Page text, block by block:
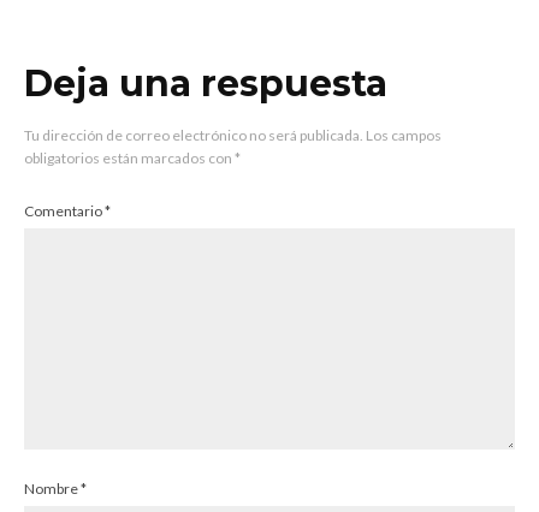
Deja una respuesta
Tu dirección de correo electrónico no será publicada. Los campos
obligatorios están marcados con *
Comentario*
Nombre*